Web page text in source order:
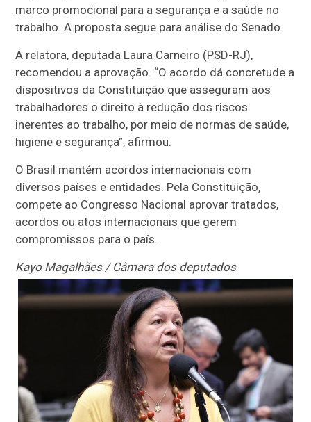
marco promocional para a segurança e a saúde no
trabalho. A proposta segue para análise do Senado.
A relatora, deputada Laura Carneiro (PSD-RJ),
recomendou a aprovação. “O acordo dá concretude a
dispositivos da Constituição que asseguram aos
trabalhadores o direito à redução dos riscos
inerentes ao trabalho, por meio de normas de saúde,
higiene e segurança”, afirmou.
O Brasil mantém acordos internacionais com
diversos países e entidades. Pela Constituição,
compete ao Congresso Nacional aprovar tratados,
acordos ou atos internacionais que gerem
compromissos para o país.
Kayo Magalhães / Câmara dos deputados